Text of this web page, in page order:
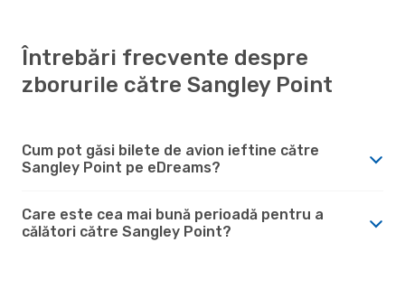
Întrebări frecvente despre
zborurile către Sangley Point
Cum pot găsi bilete de avion ieftine către
Sangley Point pe eDreams?
Care este cea mai bună perioadă pentru a
călători către Sangley Point?